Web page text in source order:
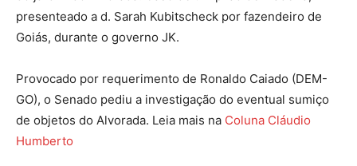
presenteado a d. Sarah Kubitscheck por fazendeiro de
Goiás, durante o governo JK.
Provocado por requerimento de Ronaldo Caiado (DEM-
GO), o Senado pediu a investigação do eventual sumiço
de objetos do Alvorada. Leia mais na Coluna Cláudio
Humberto